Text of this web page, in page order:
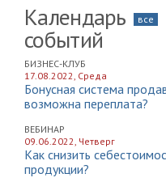
Календарь
событий
все
БИЗНЕС-КЛУБ
17.08.2022, Среда
Бонусная система
возможна переплата?
ВЕБИНАР
09.06.2022, Четверг
Как снизить
продукции?